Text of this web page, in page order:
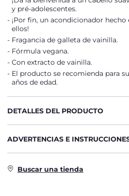
y pré-adolescentes.
¡Por fin, un acondicionador hecho
ellos!
Fragancia de galleta de vainilla.
Fórmula vegana.
Con extracto de vainilla.
El producto se recomienda para
años de edad.
DETALLES DEL PRODUCTO
ADVERTENCIAS E
Buscar una tienda